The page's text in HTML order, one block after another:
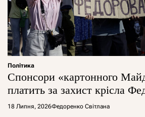
Політика
Спонсори «картонного
платить за захист крісла
18 Липня, 2026Федоренко Світлана